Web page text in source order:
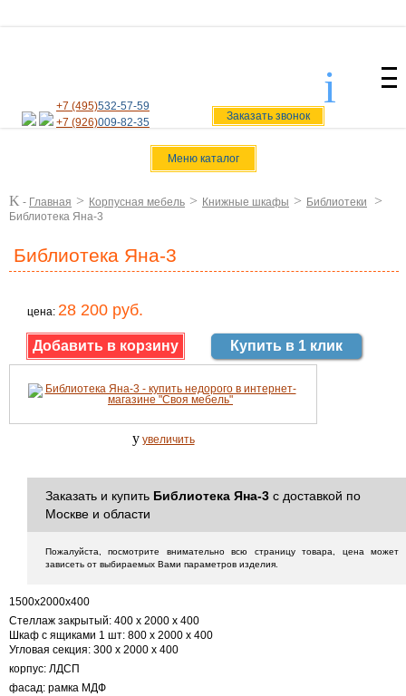
+7 (495)532-57-59
+7 (926)009-82-35 Заказать звонок
i
Меню каталог
K - Главная > Корпусная мебель > Книжные шкафы > Библиотеки >
Библиотека Яна-3
Библиотека Яна-3
цена: 28 200 руб.
Купить в 1 клик
y увеличить
Заказать и купить Библиотека Яна-3 с доставкой по
Москве и области
Пожалуйста, посмотрите внимательно всю страницу товара, цена может
зависеть от выбираемых Вами параметров изделия.
1500х2000х400
Стеллаж закрытый: 400 х 2000 х 400
Шкаф с ящиками 1 шт: 800 х 2000 х 400
Угловая секция: 300 х 2000 х 400
корпус: ЛДСП
фасад: рамка МДФ